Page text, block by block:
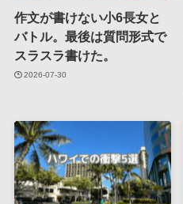
作文が書けない小6長女と
バトル。最後は質問形式で
スラスラ書けた。
2026-07-30